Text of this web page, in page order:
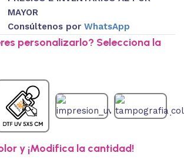
MAYOR
Consúltenos por WhatsApp
personalizarlo? Selecciona la
y ¡Modifica la cantidad!